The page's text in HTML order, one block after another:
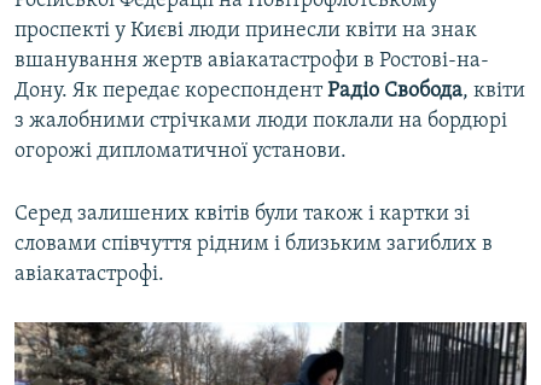
Усі сайти RFE/RL
проспекті у Києві люди принесли квіти на знак
вшанування жертв авіакатастрофи в Ростові-на-
Дону. Як передає кореспондентРадіо Свобода, квіти
з жалобними стрічками люди поклали на бордюрі
огорожі дипломатичної установи.
Серед залишених квітів були також і картки зі
словами співчуття рідним і близьким загиблих в
авіакатастрофі.